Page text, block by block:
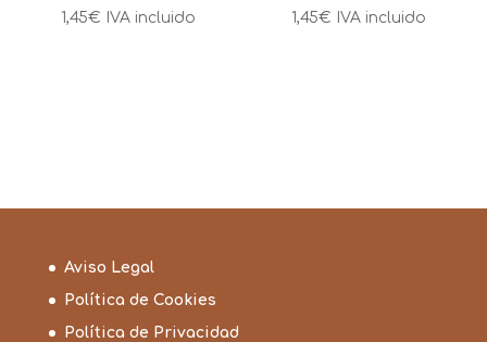
1,45€ IVA incluido 1,45€ IVA incluido
Aviso Legal
Política de Cookies
Política de Privacidad